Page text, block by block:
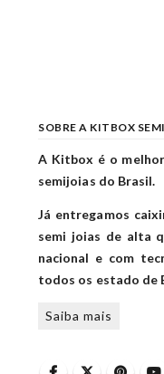
SOBRE A KITBOX
A Kitbox é o
semijoias do Brasil.
Já entregamos
semi joias de alta
nacional e com
todos os estado de
Saiba mais